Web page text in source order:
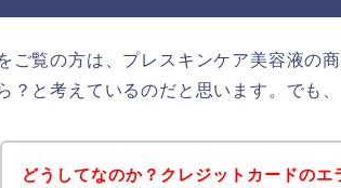
ご覧の方は、プレスキンケア美容液の
？と考えているのだと思います。でも、
どうしてなのか？クレジットカードのエ